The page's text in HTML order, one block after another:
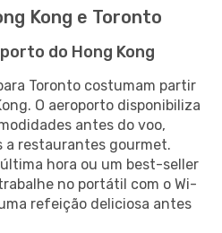
Kong e Toronto
do Hong Kong
Toronto costumam partir
O aeroporto disponibiliza
antes do voo,
a restaurantes gourmet.
hora ou um best-seller
no portátil com o Wi-
refeição deliciosa antes